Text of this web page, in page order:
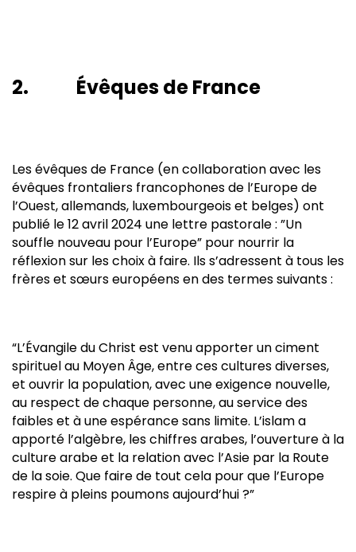
2. Évêques de France
Les évêques de France (en collaboration avec les
évêques frontaliers francophones de l’Europe de
l’Ouest, allemands, luxembourgeois et belges) ont
publié le 12 avril 2024 une lettre pastorale : ”Un
souffle nouveau pour l’Europe” pour nourrir la
réflexion sur les choix à faire. Ils s’adressent à tous les
frères et sœurs européens en des termes suivants :
“L’Évangile du Christ est venu apporter un ciment
spirituel au Moyen Âge, entre ces cultures diverses,
et ouvrir la population, avec une exigence nouvelle,
au respect de chaque personne, au service des
faibles et à une espérance sans limite. L’islam a
apporté l’algèbre, les chiffres arabes, l’ouverture à la
culture arabe et la relation avec l’Asie par la Route
de la soie. Que faire de tout cela pour que l’Europe
respire à pleins poumons aujourd’hui ?”